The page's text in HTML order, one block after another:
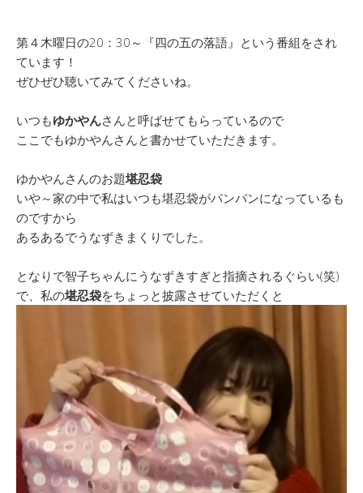
第４木曜日の20：30～『四の五の落語』という番組をされ
ています！
ぜひぜひ聴いてみてくださいね。
いつもゆかやんさんと呼ばせてもらっているので
ここでもゆかやんさんと書かせていただきます。
ゆかやんさんのお題堪忍袋
いや～家の中で私はいつも堪忍袋がパンパンになっているも
のですから
あるあるでうなずきまくりでした。
となりで智子ちゃんにうなずきすぎと指摘されるぐらい(笑)
で、私の堪忍袋をちょっと披露させていただくと